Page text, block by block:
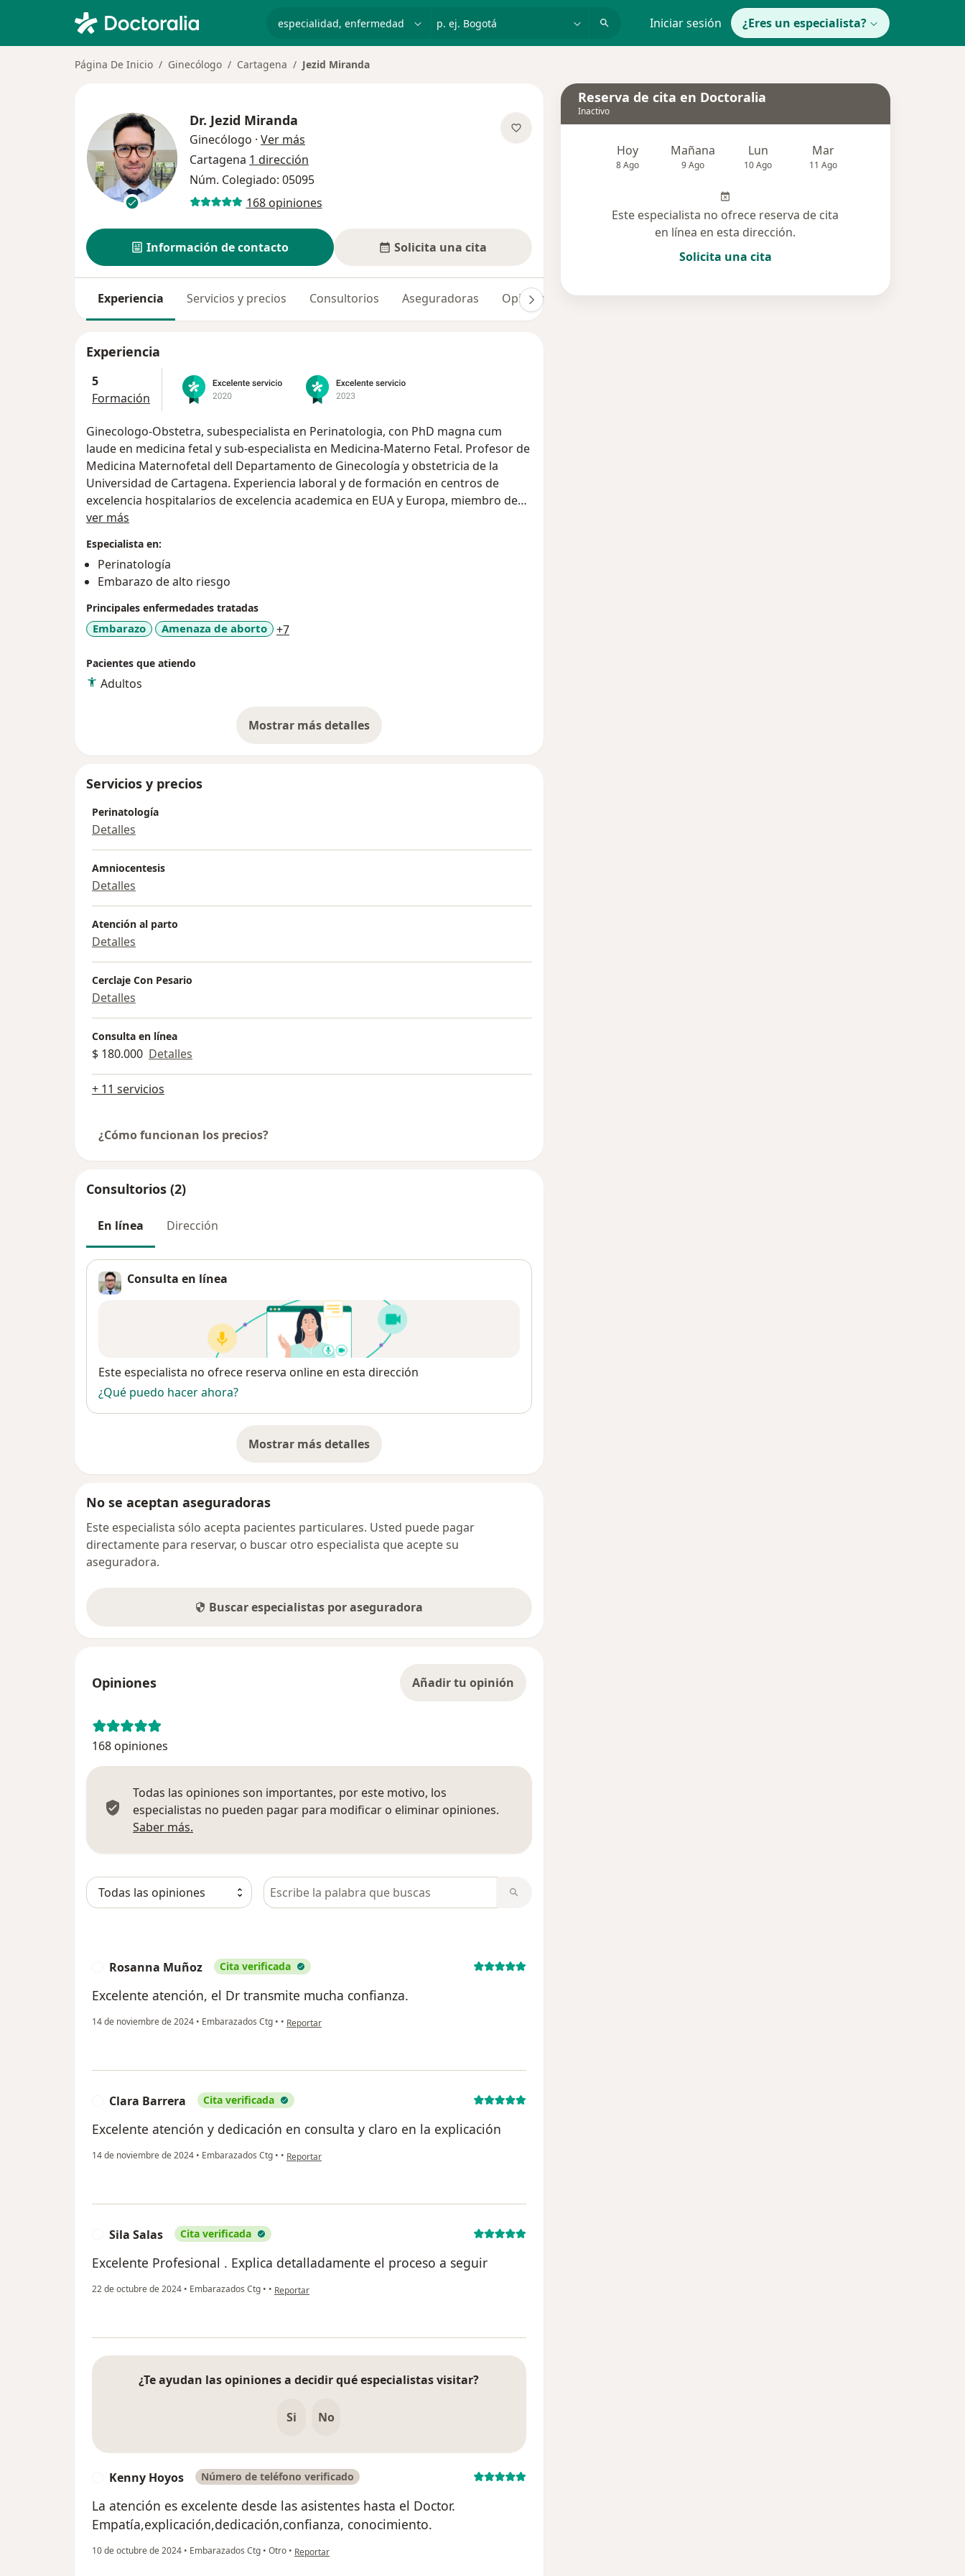
p. ej. Bogotá Iniciar sesión ¿Eres un especialista?
Página De Inicio Ginecólogo Cartagena Jezid Miranda
Dr. Jezid Miranda
Ginecólogo · Ver más
Cartagena 1 dirección
Núm. Colegiado: 05095
168 opiniones
Información de contacto Solicita una cita
Experiencia Servicios y precios Consultorios Aseguradoras Opiniones (168)
Experiencia
5
Formación
Ginecologo-Obstetra, subespecialista en Perinatologia, con PhD magna cum
laude en medicina fetal y sub-especialista en Medicina-Materno Fetal. Profesor de
Medicina Maternofetal dell Departamento de Ginecología y obstetricia de la
Universidad de Cartagena. Experiencia laboral y de formación en centros de
excelencia hospitalarios de excelencia academica en EUA y Europa, miembro de
las unidades de cardiología fetal y crecimiento fetal/preeclampsia, del Servicio de
de Barcelona – Hospitales Clinic y San Joan de Deu, Barcelona, España).
Experimentado en el soporte materno en complicaciones severas del embarazo,
evaluación de patología fetal y miembro del equipo de cirugía fetal con más de 50
cirugías como asistente. Reconocido internacionalmente por experiencia en
investigación aplicada con énfasis en biomarcadores en parto pretermino y
patología placentaria, prevención de la mortalidad y morbilidad materna
extrema. Fruto de esta investigación son más de 25 publicaciones en revistas
internacionales con factor de impacto. Evaluador de COLCIENCIAS para Salud
Materna y perinatal y revisor asociado en revistas nacionales e internacionales de
ver más
Especialista en:
Perinatología
Embarazo de alto riesgo
Principales enfermedades tratadas
Embarazo Amenaza de aborto +7a11y_sr_more_diseases
Pacientes que atiendo
Adultos
Mostrar más detalles
sobre la experiencia
Servicios y precios
Perinatología
Detalles
Amniocentesis
Detalles
Atención al parto
Detalles
Cerclaje Con Pesario
Detalles
Consulta en línea
$ 180.000 Detalles
+ 11 servicios
¿Cómo funcionan los precios?
Consultorios (2)
En línea Dirección
Consulta en línea
Disponibilidad
Este especialista no ofrece reserva online en esta dirección
¿Qué puedo hacer ahora?
Mostrar más detalles
sobre la dirección
No se aceptan aseguradoras
Este especialista sólo acepta pacientes particulares. Usted puede pagar
directamente para reservar, o buscar otro especialista que acepte su
aseguradora.
Buscar especialistas por aseguradora
Opiniones Añadir tu opinión
168 opiniones
Todas las opiniones son importantes, por este motivo, los
especialistas no pueden pagar para modificar o eliminar opiniones.
Saber más.
Busca en opiniones
Rosanna Muñoz Cita verificada
Excelente atención, el Dr transmite mucha confianza.
14 de noviembre de 2024 • Embarazados Ctg • • en opinión del usuario Rosanna Muñoz
Reportar
Clara Barrera Cita verificada
Excelente atención y dedicación en consulta y claro en la explicación
14 de noviembre de 2024 • Embarazados Ctg • • en opinión del usuario Clara Barrera
Reportar
Sila Salas Cita verificada
Excelente Profesional . Explica detalladamente el proceso a seguir
22 de octubre de 2024 • Embarazados Ctg • • en opinión del usuario Sila Salas
Reportar
¿Te ayudan las opiniones a decidir qué especialistas visitar?
Si No
Kenny Hoyos Número de teléfono verificado
La atención es excelente desde las asistentes hasta el Doctor.
Empatía,explicación,dedicación,confianza, conocimiento.
10 de octubre de 2024 • Embarazados Ctg • Otro • en opinión del usuario Kenny Hoyos
Reportar
Reserva de cita en Doctoralia
Inactivo
Hoy
8 Ago
Mañana
9 Ago
Lun
10 Ago
Mar
11 Ago
Este especialista no ofrece reserva de cita
en línea en esta dirección.
Solicita una cita